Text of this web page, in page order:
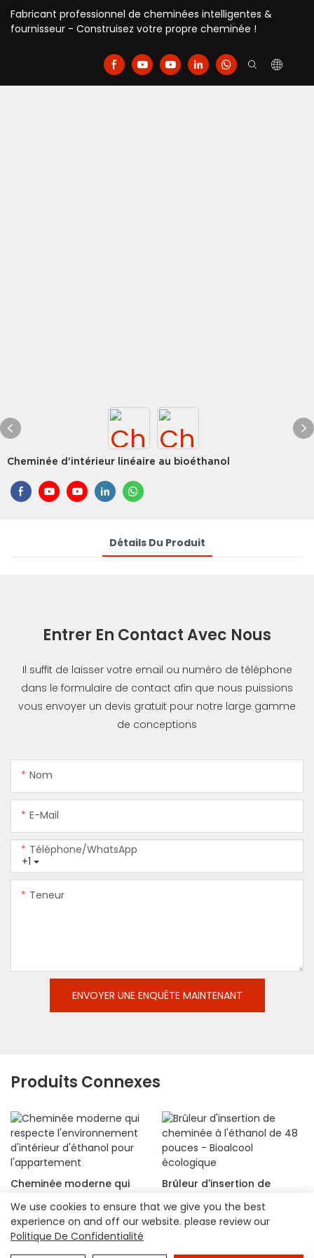
Fabricant professionnel de cheminées intelligentes &
fournisseur - Construisez votre propre cheminée !
Cheminée d'intérieur linéaire au bioéthanol
Détails Du Produit
Entrer En Contact Avec Nous
Il suffit de laisser votre email ou numéro de téléphone
dans le formulaire de contact afin que nous puissions
vous envoyer un devis gratuit pour notre large gamme
de conceptions
Nom
E-Mail
+1
Téléphone/WhatsApp
Teneur
ENVOYER UNE ENQUÊTE MAINTENANT
Produits Connexes
Cheminée moderne qui
d'intérieur d'éthanol pour
l'appartement
Brûleur d'insertion de
pouces - Bioalcool
écologique
Copyright © 2026 Hangzhou Shinepoch Technology Co., Ltd
We use cookies to ensure that we give you the best
experience on and off our website. please review our
Politique De Confidentialité